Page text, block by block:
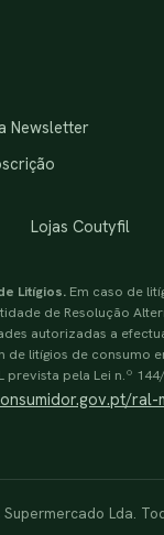
Newsletter
Lojas Coutyfil
Litígios. Em caso de
de Resolução
autorizadas a
de litígios de consumo
prevista pela Lei n.º
Lda.